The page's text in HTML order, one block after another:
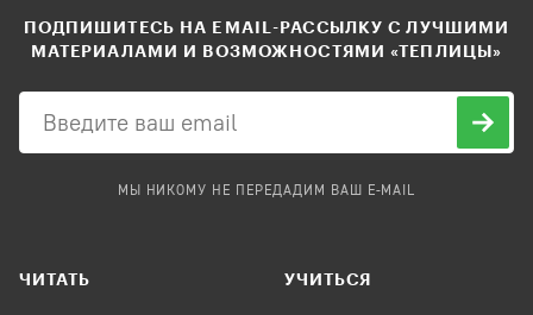
ПОДПИШИТЕСЬ НА EMAIL-РАССЫЛКУ С ЛУЧШИМИ
МАТЕРИАЛАМИ И ВОЗМОЖНОСТЯМИ «ТЕПЛИЦЫ»
МЫ НИКОМУ НЕ ПЕРЕДАДИМ ВАШ E-MAIL
ЧИТАТЬ УЧИТЬСЯ